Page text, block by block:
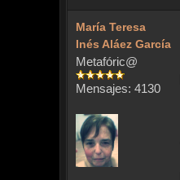
María Teresa
Inés Aláez García
Metafóric@
Mensajes: 4130